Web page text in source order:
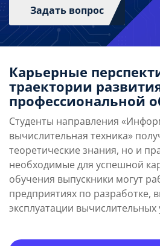
Задать вопрос
Карьерные
траектории
профессиональной
Студенты направления
вычислительная техника»
теоретические знания, но и
необходимые для успешной
обучения выпускники могут
предприятиях по разработке,
эксплуатации вычислительных